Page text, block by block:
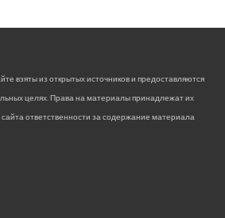
взяты из открытых источников и предоставляются
целях. Права на материалы принадлежат их
ответственности за содержание материала